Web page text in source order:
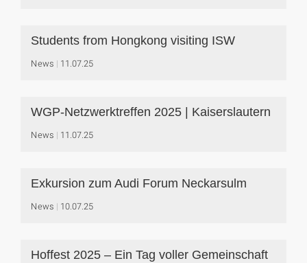
Students from Hongkong visiting ISW
News 11.07.25
WGP-Netzwerktreffen 2025 | Kaiserslautern
News 11.07.25
Exkursion zum Audi Forum Neckarsulm
News 10.07.25
Hoffest 2025 – Ein Tag voller Gemeinschaft